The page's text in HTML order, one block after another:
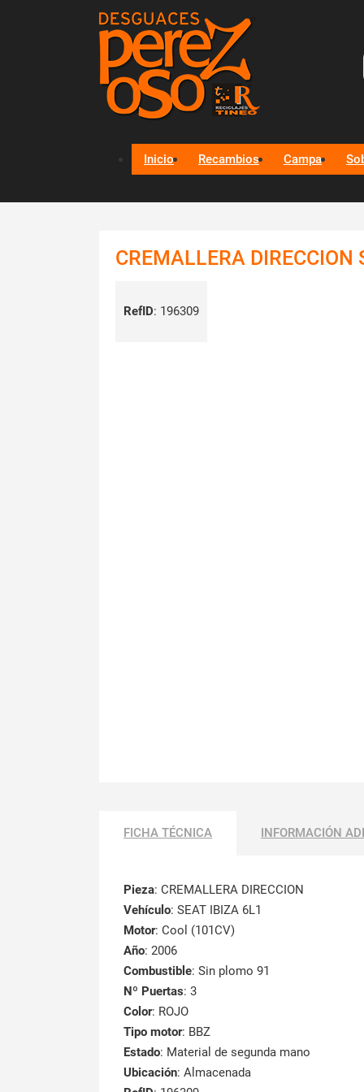
Inicio Recambios Campa
CREMALLERA
RefID: 196309
FICHA TÉCNICA INFORMACIÓN
Pieza: CREMALLERA DIRECCION
Vehículo: SEAT IBIZA 6L1
Motor: Cool (101CV)
Año: 2006
Combustible: Sin plomo 91
Nº Puertas: 3
Color: ROJO
Tipo motor: BBZ
Estado: Material de segunda mano
Ubicación: Almacenada